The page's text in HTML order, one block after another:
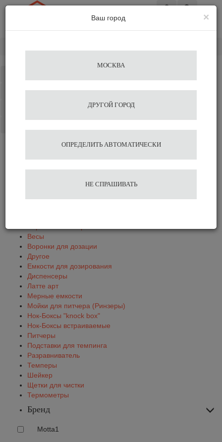
Избранное
Термометры для молока
Весы
Воронки для дозации
Другое
Емкости для дозирования
Диспенсеры
Латте арт
Мерные емкости
Мойки для питчера (Ринзеры)
Нок-Боксы "knock box"
Нок-Боксы встраиваемые
Питчеры
Подставки для темпинга
Разравниватель
Темперы
Шейкер
Щетки для чистки
Термометры
Бренд
Motta1
×
Ваш город
МОСКВА
ДРУГОЙ ГОРОД
ОПРЕДЕЛИТЬ АВТОМАТИЧЕСКИ
НЕ СПРАШИВАТЬ